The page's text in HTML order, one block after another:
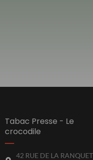
Tabac Presse - Le
crocodile
42 RUE DE LA